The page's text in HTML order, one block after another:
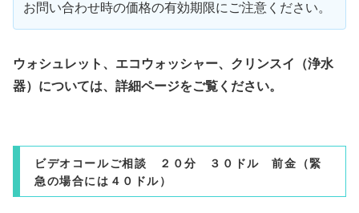
お問い合わせ時の価格の有効期限にご注意ください。
ウォシュレット、エコウォッシャー、クリンスイ（浄水
器）については、詳細ページをご覧ください。
ビデオコールご相談 ２０分 ３０ドル 前金（緊
急の場合には４０ドル）